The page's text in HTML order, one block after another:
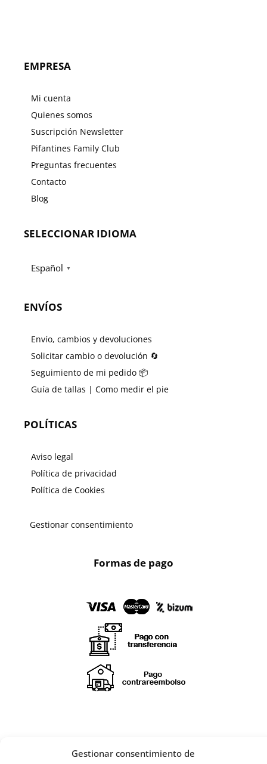
Gestionar consentimiento de
EMPRESA
Mi cuenta
Quienes somos
Suscripción Newsletter
Pifantines Family Club
Preguntas frecuentes
Contacto
Blog
SELECCIONAR IDIOMA
Español ▼
ENVÍOS
Envío, cambios y devoluciones
Solicitar cambio o devolución 🔄
Seguimiento de mi pedido 📦
Guía de tallas | Como medir el pie
POLÍTICAS
Aviso legal
Política de privacidad
Política de Cookies
Gestionar consentimiento
Formas de pago
¡SÍGUENOS EN REDES SOCIALES!